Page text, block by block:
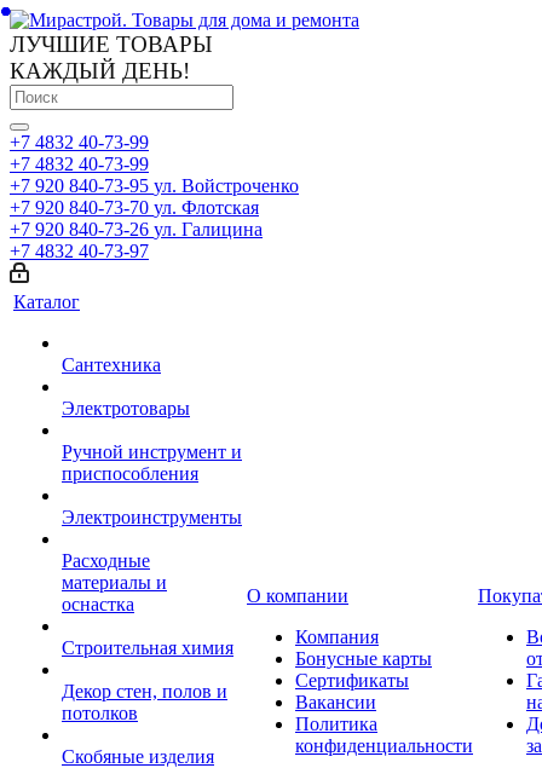
ЛУЧШИЕ ТОВАРЫ
КАЖДЫЙ ДЕНЬ!
+7 4832 40-73-99
+7 4832 40-73-99
+7 920 840-73-95 ул. Войстроченко
+7 920 840-73-70 ул. Флотская
+7 920 840-73-26 ул. Галицина
+7 4832 40-73-97
Каталог
Сантехника
Электротовары
Ручной инструмент и
приспособления
Электроинструменты
Расходные
материалы и
оснастка
Строительная химия
Декор стен, полов и
потолков
Скобяные изделия
О компании
Компания
Бонусные карты
Сертификаты
Вакансии
Политика
конфиденциальности